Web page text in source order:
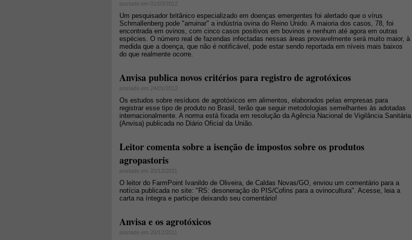
postado em 01/03/2012
Um pesquisador britânico especializado em doenças emergentes foi alertado que o vírus
Schmallenberg pode "arruinar" a indústria ovina do Reino Unido. A maioria dos casos, 78, foi
encontrada em ovinos, com cinco casos positivos em bovinos e nenhum até agora em outras
espécies. O número real de fazendas infectadas nessas áreas provavelmente será muito maior, à
medida que a doença, que não é notificável, pode estar sendo reportada em níveis mais baixos
do que realmente ocorre.
Anvisa publica novos critérios para registro de agrotóxicos
postado em 24/01/2012
Os estudos sobre resíduos de agrotóxicos em alimentos, elaborados pelas empresas para
registrar esse tipo de produto no Brasil, terão que seguir metodologias semelhantes às adotadas
internacionalmente. A norma está fixada em resolução da Agência Nacional de Vigilância Sanitária
(Anvisa) publicada no Diário Oficial da União.
Leitor comenta sobre a isenção de impostos sobre os produtos
agropastoris
postado em 20/12/2011
O leitor do FarmPoint Ivanildo de Oliveira, de Caldas Novas/GO, enviou um comentário para a
notícia publicada no site: "RS: desoneração do PIS/Cofins para a ovinocultura". Acesse, leia a
carta na íntegra e participe deixando seu comentário!
Anvisa e os agrotóxicos
postado em 20/12/2011